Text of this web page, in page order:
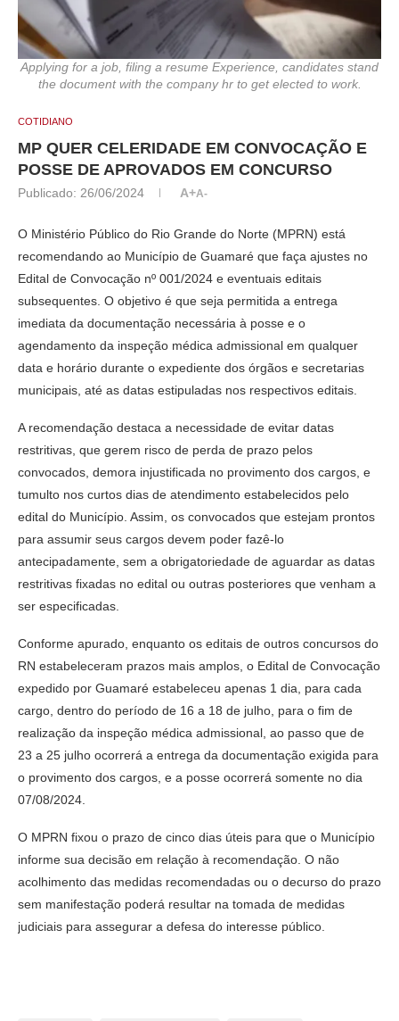
Applying for a job, filing a resume Experience, candidates stand
the document with the company hr to get elected to work.
COTIDIANO
MP QUER CELERIDADE EM CONVOCAÇÃO E
POSSE DE APROVADOS EM CONCURSO
Publicado: 26/06/2024 A+A-
O Ministério Público do Rio Grande do Norte (MPRN) está
recomendando ao Município de Guamaré que faça ajustes no
Edital de Convocação nº 001/2024 e eventuais editais
subsequentes. O objetivo é que seja permitida a entrega
imediata da documentação necessária à posse e o
agendamento da inspeção médica admissional em qualquer
data e horário durante o expediente dos órgãos e secretarias
municipais, até as datas estipuladas nos respectivos editais.
A recomendação destaca a necessidade de evitar datas
restritivas, que gerem risco de perda de prazo pelos
convocados, demora injustificada no provimento dos cargos, e
tumulto nos curtos dias de atendimento estabelecidos pelo
edital do Município. Assim, os convocados que estejam prontos
para assumir seus cargos devem poder fazê-lo
antecipadamente, sem a obrigatoriedade de aguardar as datas
restritivas fixadas no edital ou outras posteriores que venham a
ser especificadas.
Conforme apurado, enquanto os editais de outros concursos do
RN estabeleceram prazos mais amplos, o Edital de Convocação
expedido por Guamaré estabeleceu apenas 1 dia, para cada
cargo, dentro do período de 16 a 18 de julho, para o fim de
realização da inspeção médica admissional, ao passo que de
23 a 25 julho ocorrerá a entrega da documentação exigida para
o provimento dos cargos, e a posse ocorrerá somente no dia
07/08/2024.
O MPRN fixou o prazo de cinco dias úteis para que o Município
informe sua decisão em relação à recomendação. O não
acolhimento das medidas recomendadas ou o decurso do prazo
sem manifestação poderá resultar na tomada de medidas
judiciais para assegurar a defesa do interesse público.